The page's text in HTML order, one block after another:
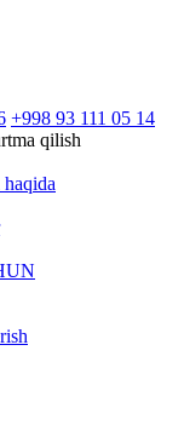
+998 93 111 05 14
qilish